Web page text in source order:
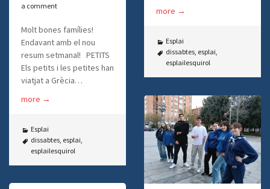
a comment
Molt bones famílies!
Endavant amb el nou
resum setmanal! PETITS
Els petits i les petites han
viatjat a Grècia…
more →
Esplai
dissabtes esplai
esplailesquirol
more →
Esplai
dissabtes, esplai,
esplailesquirol